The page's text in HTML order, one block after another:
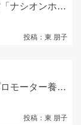
東山台コミュニティ会館「ナシオンホール」のオープニングセレモニーにご招待されました！
投稿：東 朋子
大学交流祭見学の巻（プロモーター養成講座もありました！）
投稿：東 朋子